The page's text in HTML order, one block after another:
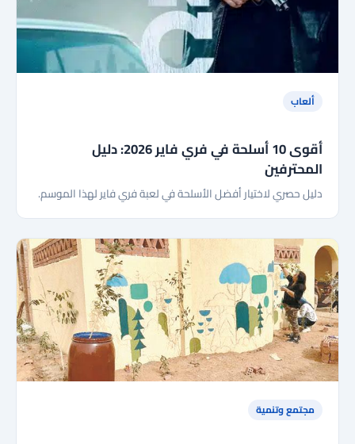
ألعاب
أقوى 10 أسلحة في فري فاير 2026: دليل
المحترفين
دليل حصري لاختيار أفضل الأسلحة في لعبة فري فاير لهذا الموسم.
مجتمع وتنمية